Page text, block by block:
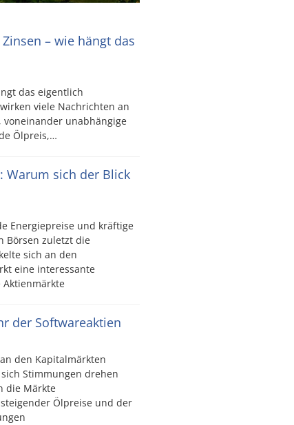
– wie hängt das
das eigentlich
viele Nachrichten an
unabhängige
Ölpreis,…
Warum sich der Blick
Energiepreise und kräftige
Börsen zuletzt die
sich an den
eine interessante
Aktienmärkte
der Softwareaktien
den Kapitalmärkten
Stimmungen drehen
die Märkte
Ölpreise und der